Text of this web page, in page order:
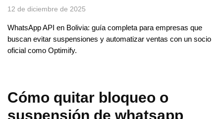
12 de diciembre de 2025
WhatsApp API en Bolivia: guía completa para empresas que
buscan evitar suspensiones y automatizar ventas con un socio
oficial como Optimify.
Cómo quitar bloqueo o
suspensión de whatsapp